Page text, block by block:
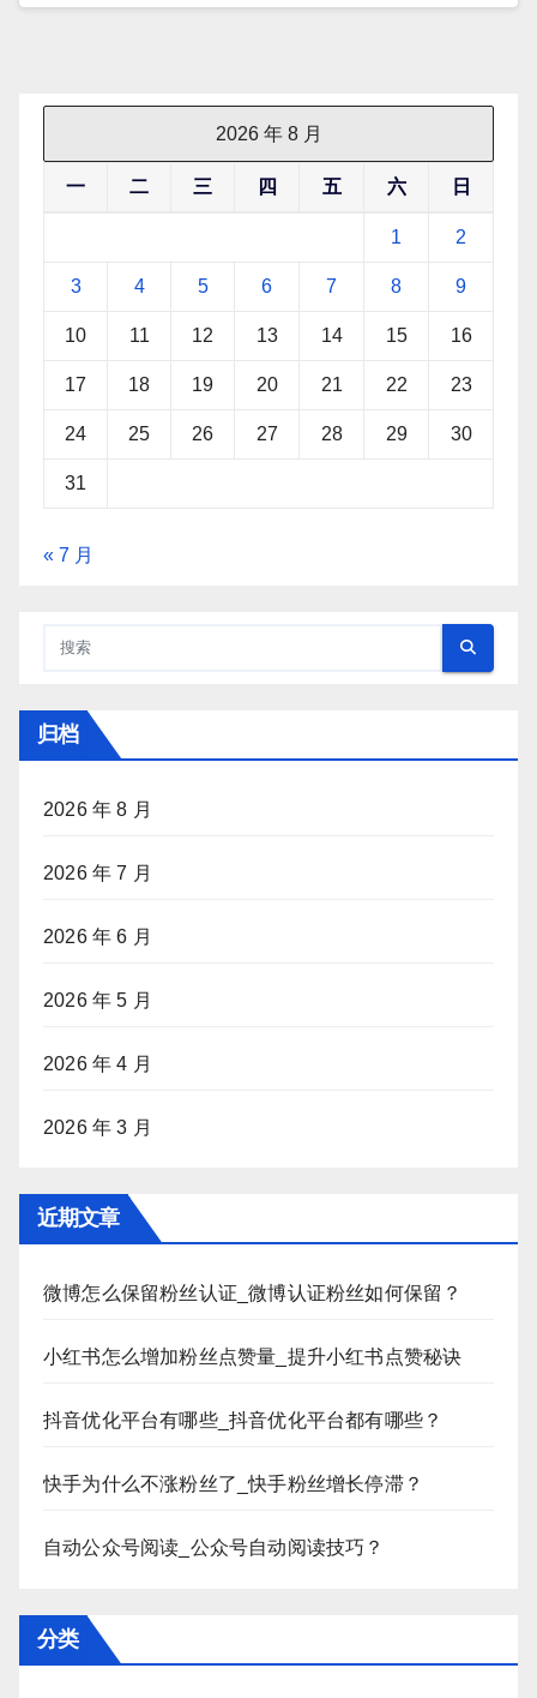
2026 年 8 月
一 二 三 四 五 六 日
1 2
3 4 5 6 7 8 9
10 11 12 13 14 15 16
17 18 19 20 21 22 23
24 25 26 27 28 29 30
31
« 7 月
归档
2026 年 8 月
2026 年 7 月
2026 年 6 月
2026 年 5 月
2026 年 4 月
2026 年 3 月
近期文章
微博怎么保留粉丝认证_微博认证粉丝如何保留？
小红书怎么增加粉丝点赞量_提升小红书点赞秘诀
抖音优化平台有哪些_抖音优化平台都有哪些？
快手为什么不涨粉丝了_快手粉丝增长停滞？
自动公众号阅读_公众号自动阅读技巧？
分类